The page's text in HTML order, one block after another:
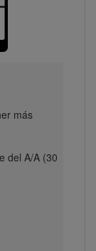
más
del A/A (30